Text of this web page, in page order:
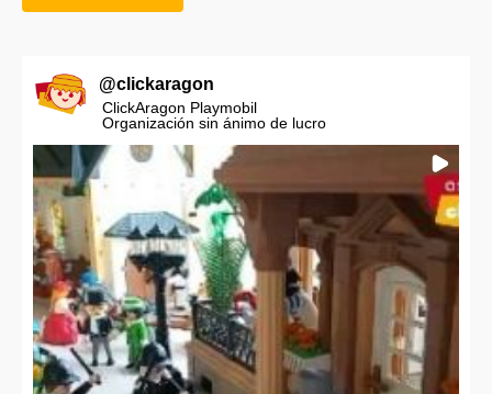
@clickaragon
ClickAragon Playmobil
Organización sin ánimo de lucro